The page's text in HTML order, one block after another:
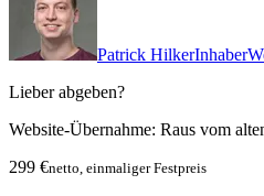
Patrick HilkerInhaber
Lieber abgeben?
Website-Übernahme: Raus vom
299 €netto, einmaliger Festpreis